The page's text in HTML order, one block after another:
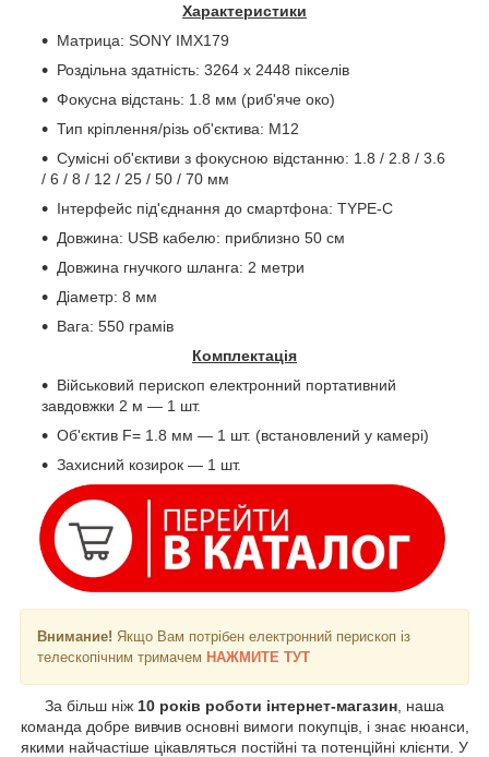
Характеристики
Матрица: SONY IMX179
Роздільна здатність: 3264 х 2448 пікселів
Фокусна відстань: 1.8 мм (риб'яче око)
Тип кріплення/різь об'єктива: M12
Сумісні об'єктиви з фокусною відстанню: 1.8 / 2.8 / 3.6
/ 6 / 8 / 12 / 25 / 50 / 70 мм
Інтерфейс під'єднання до смартфона: TYPE-C
Довжина: USB кабелю: приблизно 50 см
Довжина гнучкого шланга: 2 метри
Діаметр: 8 мм
Вага: 550 грамів
Комплектація
Військовий перископ електронний портативний
завдовжки 2 м — 1 шт.
Об'єктив F= 1.8 мм — 1 шт. (встановлений у камері)
Захисний козирок — 1 шт.
Внимание! Якщо Вам потрібен електронний перископ із
телескопічним тримачем НАЖМИТЕ ТУТ
За більш ніж 10 років роботи інтернет-магазин , наша
команда добре вивчив основні вимоги покупців, і знає нюанси,
якими найчастіше цікавляться постійні та потенційні клієнти. У